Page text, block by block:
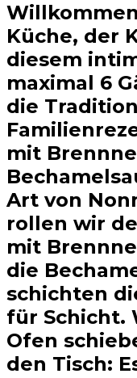
Küche, der
diesem
maximal 6
die
mit
Art von
rollen wir
mit
die
schichten
für Schicht.
Ofen
den Tisch: